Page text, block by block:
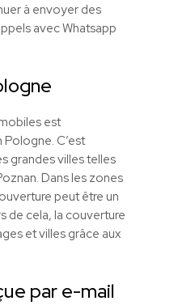
à envoyer des
avec Whatsapp
est
C’est
grandes villes telles
Dans les zones
peut être un
de cela, la couverture
et villes grâce aux
par e-mail